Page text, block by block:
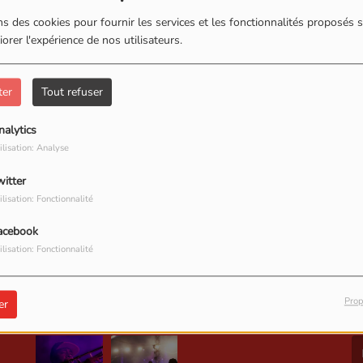
des cookies pour fournir les services et les fonctionnalités proposés
l'expérience de nos utilisateurs.
Tout refuser
Analyse
Fonctionnalité
Fonctionnalité
vous avez rencontré une
Il semble que la page que vous recherchez n’existe plus.